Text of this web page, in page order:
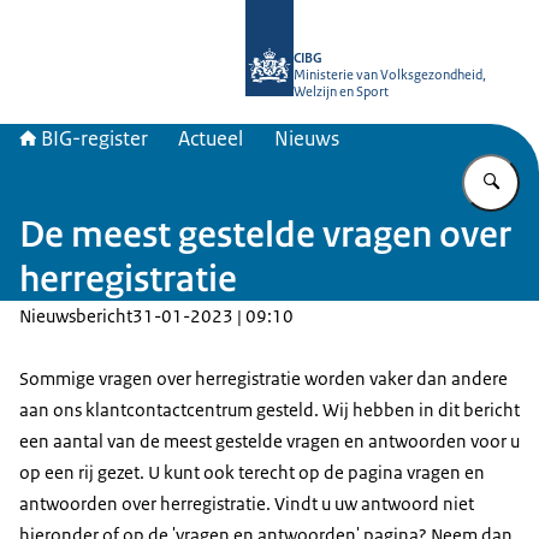
CIBG
Ministerie van Volksgezondheid,
Welzijn en Sport
BIG-register Actueel Nieuws
De meest gestelde vragen over
herregistratie
Nieuwsbericht31-01-2023 | 09:10
Sommige vragen over herregistratie worden vaker dan andere
aan ons klantcontactcentrum gesteld. Wij hebben in dit bericht
een aantal van de meest gestelde vragen en antwoorden voor u
op een rij gezet. U kunt ook terecht op de pagina vragen en
antwoorden over herregistratie. Vindt u uw antwoord niet